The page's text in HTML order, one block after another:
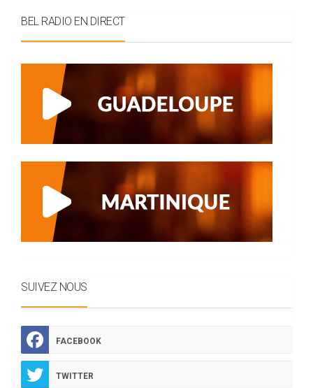
BEL RADIO EN DIRECT
SUIVEZ NOUS
FACEBOOK
TWITTER